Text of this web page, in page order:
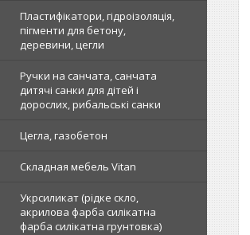
Пластифікатори, гідроізоляція,
пігменти для бетону,
деревини, цегли
Ручки на санчата, санчата
дитячі санки для дітей і
дорослих, рибальські санки
Цегла, газобетон
Складная мебель Vitan
Укрсиликат (рідке скло,
акрилова фарба силікатна
фарба силікатна грунтовка)